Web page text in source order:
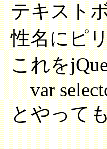
テキスト
性名にピ
これを
var
とやって